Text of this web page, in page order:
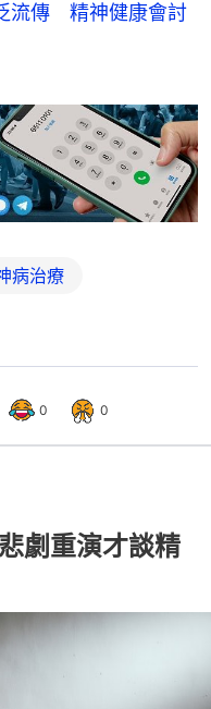
流傳 精神健康會討
病治療
0 0
劇重演才談精